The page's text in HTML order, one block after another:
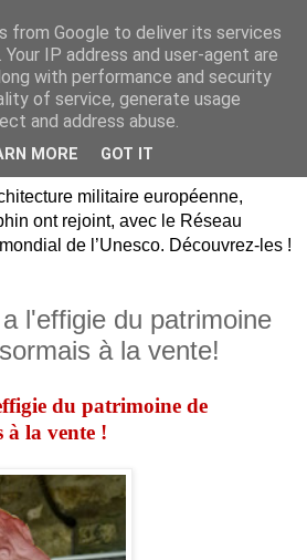
Dauphin,
Hautes-
militaire européenne,
ont rejoint, avec le Réseau
de l’Unesco. Découvrez-les !
l'effigie du patrimoine
à la vente!
du patrimoine de
à la vente !
from Google to deliver its services
IP address and user-agent are
with performance and security
of service, generate usage
and address abuse.
MORE GOT IT